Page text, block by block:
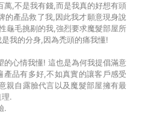
萬,不是我有錢,而是我真的好想有頭
的產品救了我,因此我才願意現身說
龜毛挑剔的我,強烈要求魔髮部屋所
我的分身,因為禿頭的痛我懂!
的心情我懂! 這也是為何我提倡滿意
品有多好,不如真實的讓客戶感受
親自露臉代言以及魔髮部屋擁有最
.
.